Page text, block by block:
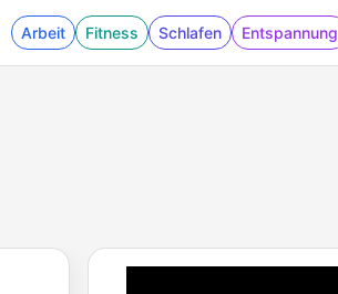
Arbeit Fitness Schlafen Entspannung